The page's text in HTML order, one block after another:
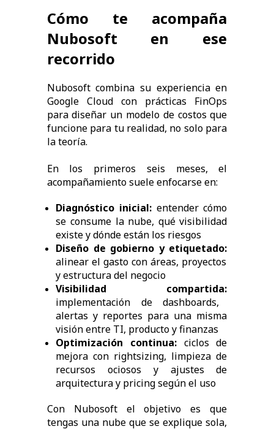
Cómo te acompaña
Nubosoft en ese
recorrido
Nubosoft combina su experiencia en
Google Cloud con prácticas FinOps
para diseñar un modelo de costos que
funcione para tu realidad, no solo para
la teoría.
En los primeros seis meses, el
acompañamiento suele enfocarse en:
Diagnóstico inicial: entender cómo
se consume la nube, qué visibilidad
existe y dónde están los riesgos
Diseño de gobierno y etiquetado:
alinear el gasto con áreas, proyectos
y estructura del negocio
Visibilidad compartida:
implementación de dashboards,
alertas y reportes para una misma
visión entre TI, producto y finanzas
Optimización continua: ciclos de
mejora con rightsizing, limpieza de
recursos ociosos y ajustes de
arquitectura y pricing según el uso
Con Nubosoft el objetivo es que
tengas una nube que se explique sola,